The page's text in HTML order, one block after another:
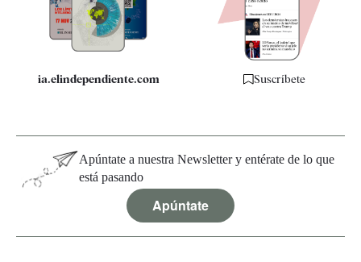
Especificaciones
ia.elindependiente.com Suscríbete
Apúntate a nuestra Newsletter y entérate de lo que
está pasando
Apúntate